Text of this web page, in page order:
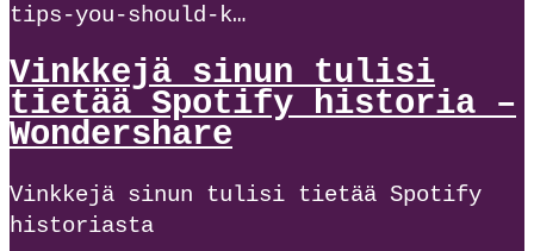
tips-you-should-k…
Vinkkejä sinun tulisi
tietää Spotify historia –
Wondershare
Vinkkejä sinun tulisi tietää Spotify
historiasta